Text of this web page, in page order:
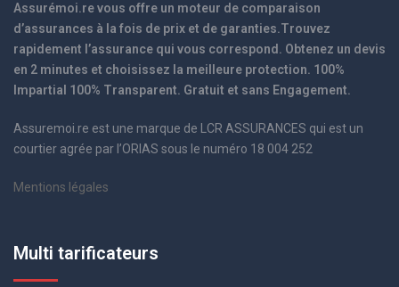
Assurémoi.re vous offre un moteur de comparaison
d’assurances à la fois de prix et de garanties.Trouvez
rapidement l’assurance qui vous correspond. Obtenez un devis
en 2 minutes et choisissez la meilleure protection. 100%
Impartial 100% Transparent. Gratuit et sans Engagement.
Assuremoi.re est une marque de LCR ASSURANCES qui est un
courtier agrée par l’ORIAS sous le numéro 18 004 252
Mentions légales
Multi tarificateurs